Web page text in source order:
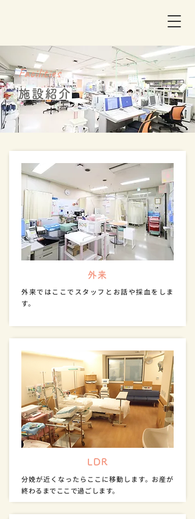
施設紹介
Facilities
外来
外来ではここでスタッフとお話や採血をしま
す。
LDR
分娩が近くなったらここに移動します。お産が
終わるまでここで過ごします。